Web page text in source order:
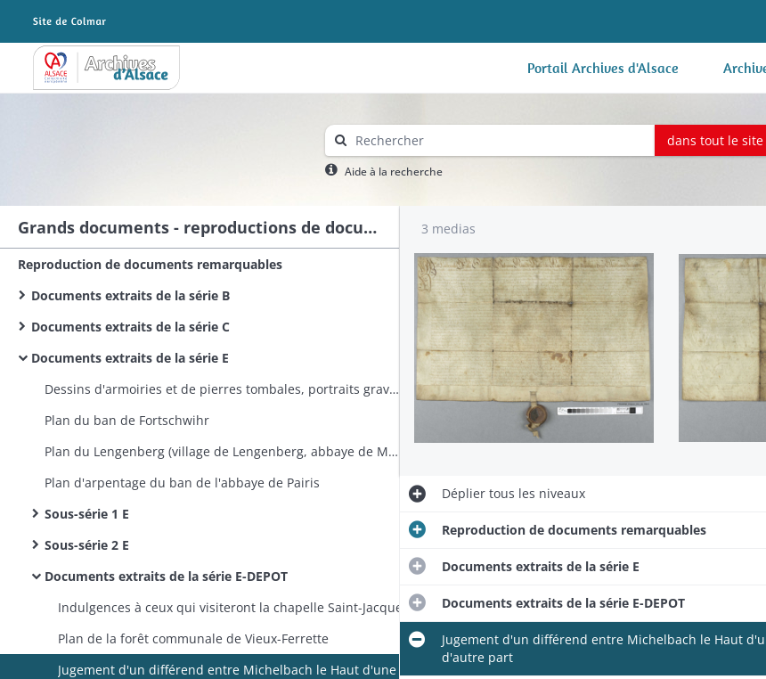
Archives Alsace - Colmar Portail Archives d'Alsace
dans tout le site
Aide à la recherche
Grands documents - reproductions de documents remarquables
Reproduction de documents remarquables
Documents extraits de la série B
Documents extraits de la série C
Documents extraits de la série E
Dessins d'armoiries et de pierres tombales, portraits gravés des seigneurs de Ribeaupierre
Plan du ban de Fortschwihr
Plan du Lengenberg (village de Lengenberg, abbaye de Marbach, château de Haut-Hattstatt)
Plan d'arpentage du ban de l'abbaye de Pairis
Sous-série 1 E
Sous-série 2 E
Documents extraits de la série E-DEPOT
Indulgences à ceux qui visiteront la chapelle Saint-Jacques de Réguisheim
Plan de la forêt communale de Vieux-Ferrette
3 medias
Dépliertous les niveaux
Reproduction de documents remarquables
Documents extraits de la série E
Documents extraits de la série E-DEPOT
Jugement d'un différend entre Michelbach le Haut
d'autre part